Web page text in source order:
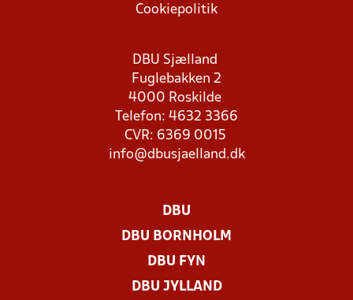
Cookiepolitik
DBU Sjælland
Fuglebakken 2
4000 Roskilde
Telefon: 4632 3366
CVR: 6369 0015
info@dbusjaelland.dk
DBU
DBU BORNHOLM
DBU FYN
DBU JYLLAND